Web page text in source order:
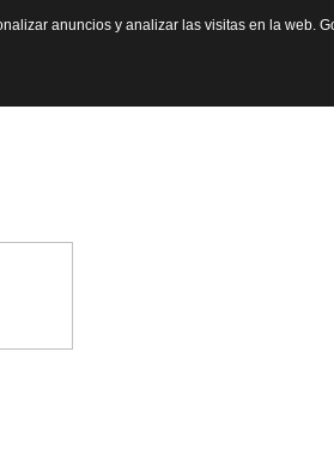
anuncios y analizar las visitas en la